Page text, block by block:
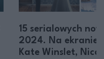
15 serialowych
2024. Na ekranie
Kate Winslet,